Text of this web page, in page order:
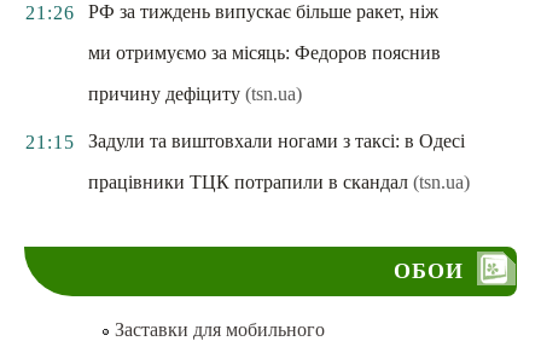
21:26
РФ за тиждень випускає більше ракет, ніж
ми отримуємо за місяць: Федоров пояснив
причину дефіциту (tsn.ua)
21:15
Задули та виштовхали ногами з таксі: в Одесі
працівники ТЦК потрапили в скандал (tsn.ua)
ОБОИ
Заставки для мобильного